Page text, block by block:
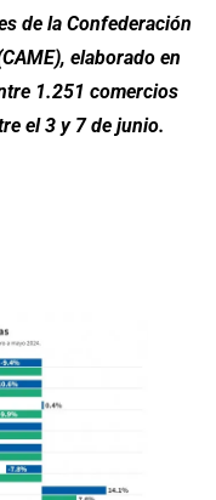
de la Confederación
elaborado en
1.251 comercios
el 3 y 7 de junio.